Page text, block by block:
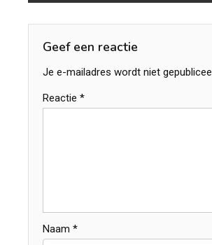
navigatie
Geef een reactie
Je e-mailadres wordt niet
Reactie *
Naam *